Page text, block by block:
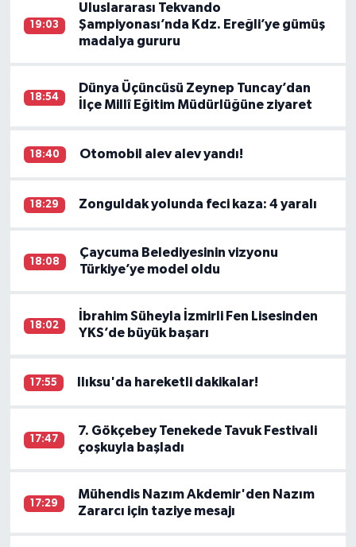
19:03
Uluslararası Tekvando
Şampiyonası’nda Kdz. Ereğli’ye gümüş
madalya gururu
18:54
Dünya Üçüncüsü Zeynep Tuncay’dan
İlçe Millî Eğitim Müdürlüğüne ziyaret
18:40 Otomobil alev alev yandı!
18:29 Zonguldak yolunda feci kaza: 4 yaralı
18:08
Çaycuma Belediyesinin vizyonu
Türkiye’ye model oldu
18:02
İbrahim Süheyla İzmirli Fen Lisesinden
YKS’de büyük başarı
17:55 Ilıksu'da hareketli dakikalar!
17:47
7. Gökçebey Tenekede Tavuk Festivali
çoşkuyla başladı
17:29
Mühendis Nazım Akdemir'den Nazım
Zararcı için taziye mesajı